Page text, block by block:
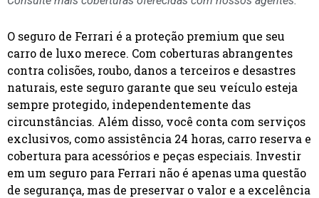
O seguro de Ferrari é a proteção premium que seu
carro de luxo merece. Com coberturas abrangentes
contra colisões, roubo, danos a terceiros e desastres
naturais, este seguro garante que seu veículo esteja
sempre protegido, independentemente das
circunstâncias. Além disso, você conta com serviços
exclusivos, como assistência 24 horas, carro reserva e
cobertura para acessórios e peças especiais. Investir
em um seguro para Ferrari não é apenas uma questão
de segurança, mas de preservar o valor e a excelência